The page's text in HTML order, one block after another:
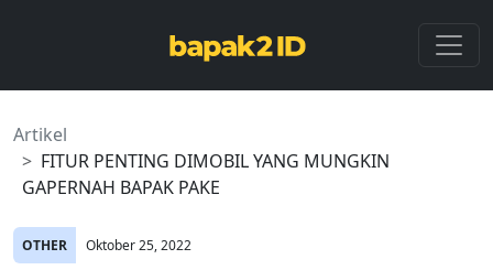
Artikel
FITUR PENTING DIMOBIL YANG MUNGKIN
GAPERNAH BAPAK PAKE
OTHER Oktober 25, 2022